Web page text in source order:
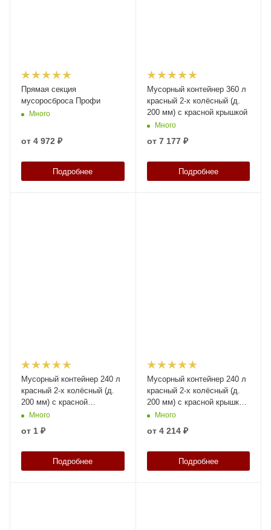
Прямая секция
мусоросброса Профи
Много
от 4 972 ₽
Подробнее
Мусорный контейнер 360 л
красный 2-х колёсный (д.
200 мм) с красной крышкой
Много
от 7 177 ₽
Подробнее
Мусорный контейнер 240 л
красный 2-х колёсный (д.
200 мм) с красной
полипропиленовой крышкой
Много
от 1 ₽
Подробнее
Мусорный контейнер 240 л
красный 2-х колёсный (д.
200 мм) с красной крышкой
NEW (20.808)
Много
от 4 214 ₽
Подробнее